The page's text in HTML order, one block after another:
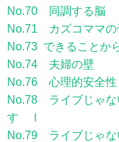
No.70 同調する脳
No.71 カズコママの
No.73 できることか
No.74 夫婦の壁
No.76 心理的安全性
No.78 ライブじゃな
す Ⅰ
No.79 ライブじゃな